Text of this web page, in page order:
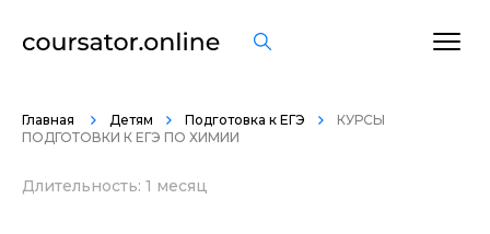
Главная Детям Подготовка к ЕГЭ
КУРСЫ
ПОДГОТОВКИ К ЕГЭ ПО ХИМИИ
Длительность: 1 месяц